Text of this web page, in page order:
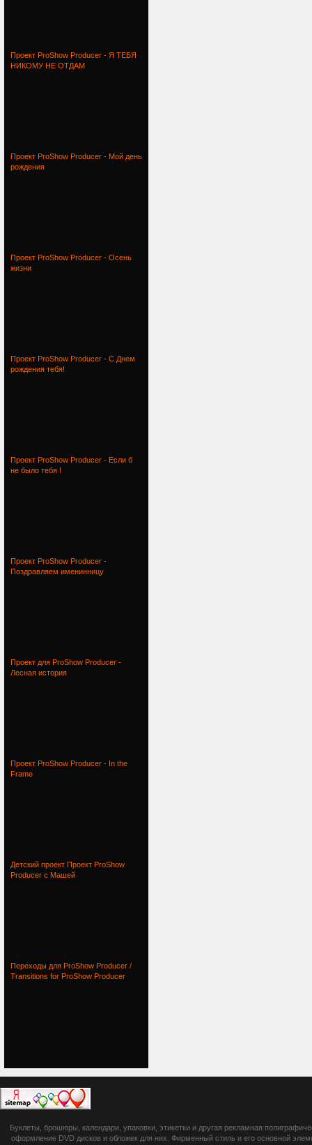
Проект ProShow Producer - Я ТЕБЯ
НИКОМУ НЕ ОТДАМ
Проект ProShow Producer - Мой день
рождения
Проект ProShow Producer - Осень
жизни
Проект ProShow Producer - С Днем
рождения тебя!
Проект ProShow Producer - Если б
не было тебя !
Проект ProShow Producer -
Поздравляем именинницу
Проект для ProShow Producer -
Лесная история
Проект ProShow Producer - In the
Frame
Детский проект Проект ProShow
Producer с Машей
Переходы для ProShow Producer /
Transitions for ProShow Producer
botsetto.ru -
photoshop,
Буклеты, брошюры, календари, упаковки, этикетки и другая рекламная
оформление DVD дисков и обложек для них. Фирменный стиль и его основной